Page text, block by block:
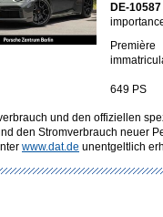
DE-
Première
649 PS
und den offiziellen
den Stromverbrauch neuer
www.dat.de unentgeltlich